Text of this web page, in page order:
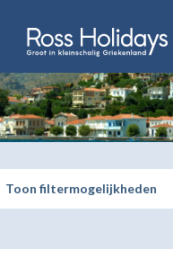
Toon filtermogelijkheden